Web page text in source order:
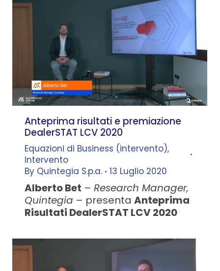
Anteprima risultati e premiazione
DealerSTAT LCV 2020
Equazioni di Business (intervento),
Intervento
By Quintegia S.p.a. 13 Luglio 2020
Alberto Bet – Research Manager,
Quintegia – presenta Anteprima
Risultati DealerSTAT LCV 2020